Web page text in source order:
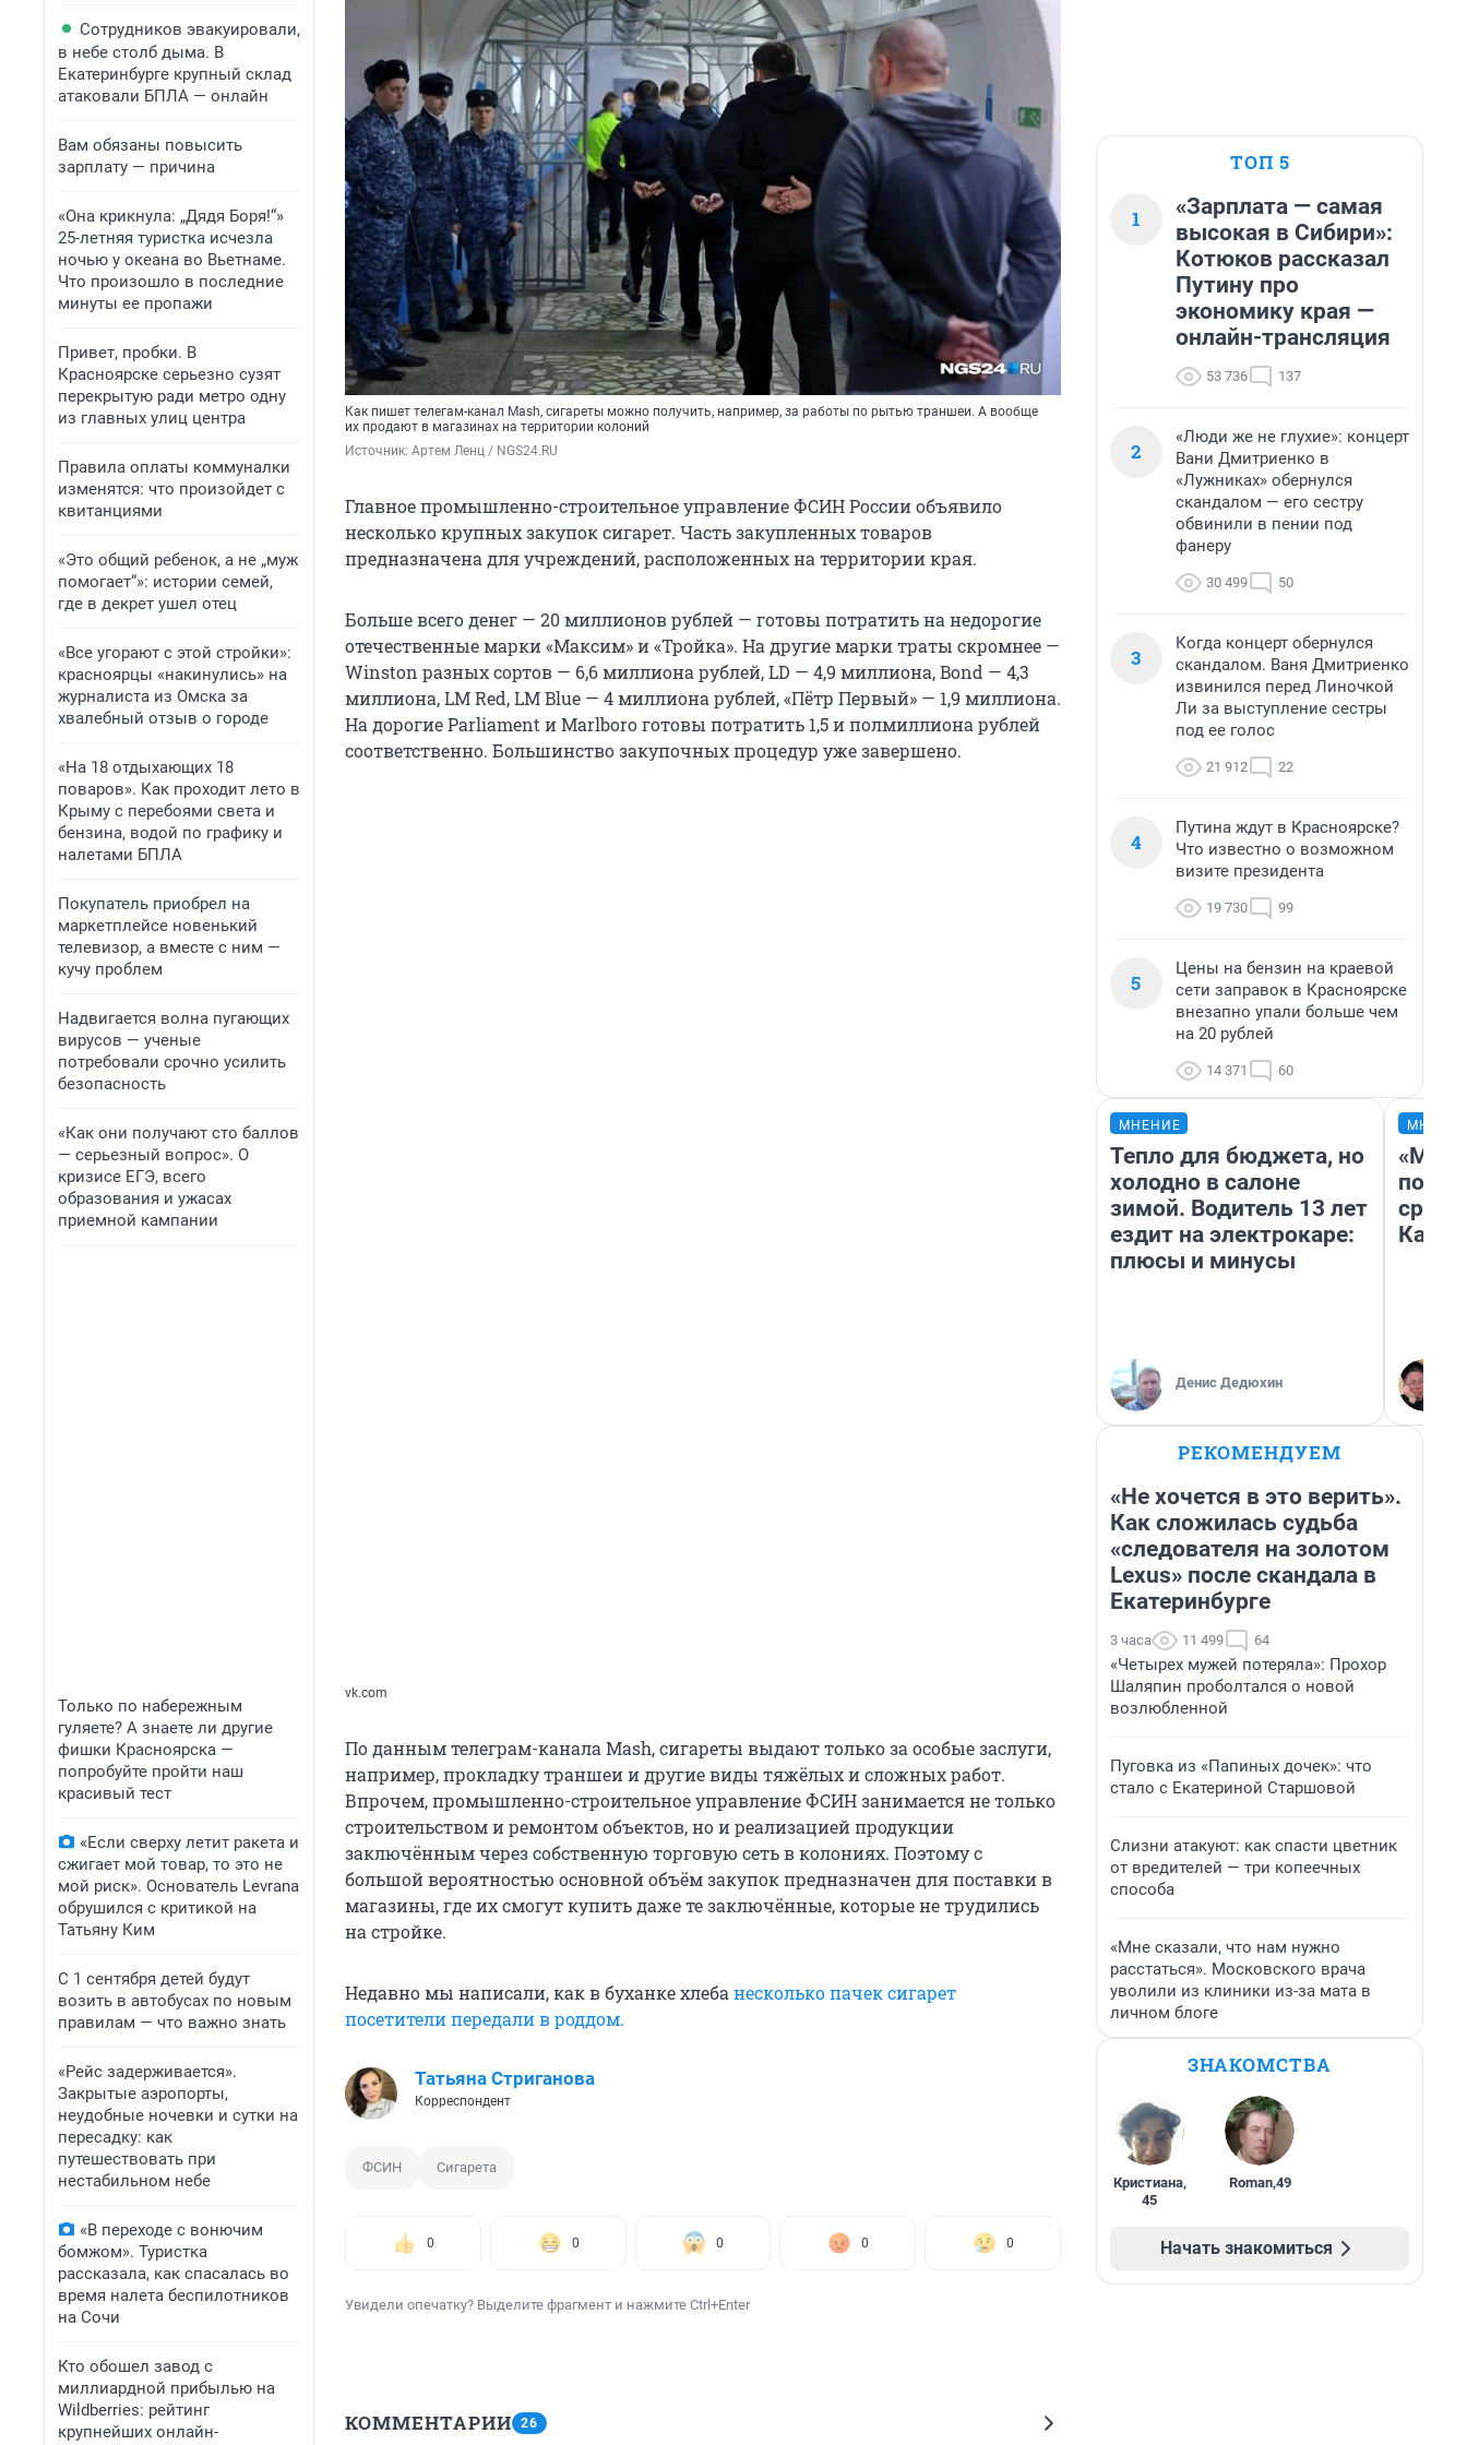
Сотрудников эвакуировали,
в небе столб дыма. В
Екатеринбурге крупный склад
атаковали БПЛА — онлайн
Вам обязаны повысить
зарплату — причина
«Она крикнула: „Дядя Боря!“»
25-летняя туристка исчезла
ночью у океана во Вьетнаме.
Что произошло в последние
минуты ее пропажи
Привет, пробки. В
Красноярске серьезно сузят
перекрытую ради метро одну
из главных улиц центра
Правила оплаты коммуналки
изменятся: что произойдет с
квитанциями
«Это общий ребенок, а не „муж
помогает“»: истории семей,
где в декрет ушел отец
«Все угорают с этой стройки»:
красноярцы «накинулись» на
журналиста из Омска за
хвалебный отзыв о городе
«На 18 отдыхающих 18
поваров». Как проходит лето в
Крыму с перебоями света и
бензина, водой по графику и
налетами БПЛА
Покупатель приобрел на
маркетплейсе новенький
телевизор, а вместе с ним —
кучу проблем
Надвигается волна пугающих
вирусов — ученые
потребовали срочно усилить
безопасность
«Как они получают сто баллов
— серьезный вопрос». О
кризисе ЕГЭ, всего
образования и ужасах
приемной кампании
Только по набережным
гуляете? А знаете ли другие
фишки Красноярска —
попробуйте пройти наш
красивый тест
«Если сверху летит ракета и
сжигает мой товар, то это не
мой риск». Основатель Levrana
обрушился с критикой на
Татьяну Ким
С 1 сентября детей будут
возить в автобусах по новым
правилам — что важно знать
«Рейс задерживается».
Закрытые аэропорты,
неудобные ночевки и сутки на
пересадку: как
путешествовать при
нестабильном небе
«В переходе с вонючим
бомжом». Туристка
рассказала, как спасалась во
время налета беспилотников
на Сочи
Кто обошел завод с
миллиардной прибылью на
Wildberries: рейтинг
крупнейших онлайн-
Как пишет телегам-канал Mash, сигареты можно получить, например, за работы по рытью траншеи. А вообще
их продают в магазинах на территории колоний
Источник: Артем Ленц / NGS24.RU
Главное промышленно-строительное управление ФСИН России объявило
несколько крупных закупок сигарет. Часть закупленных товаров
предназначена для учреждений, расположенных на территории края.
Больше всего денег — 20 миллионов рублей — готовы потратить на недорогие
отечественные марки «Максим» и «Тройка». На другие марки траты скромнее —
Winston разных сортов — 6,6 миллиона рублей, LD — 4,9 миллиона, Bond — 4,3
миллиона, LM Red, LM Blue — 4 миллиона рублей, «Пётр Первый» — 1,9 миллиона.
На дорогие Parliament и Marlboro готовы потратить 1,5 и полмиллиона рублей
соответственно. Большинство закупочных процедур уже завершено.
vk.com
По данным телеграм-канала Mash, сигареты выдают только за особые заслуги,
например, прокладку траншеи и другие виды тяжёлых и сложных работ.
Впрочем, промышленно-строительное управление ФСИН занимается не только
строительством и ремонтом объектов, но и реализацией продукции
заключённым через собственную торговую сеть в колониях. Поэтому с
большой вероятностью основной объём закупок предназначен для поставки в
магазины, где их смогут купить даже те заключённые, которые не трудились
на стройке.
Недавно мы написали, как в буханке хлебанесколько пачек сигарет
посетители передали в роддом.
Татьяна Стриганова
Корреспондент
ФСИН Сигарета
0 0 0 0 0
Увидели опечатку? Выделите фрагмент и нажмите Ctrl+Enter
КОММЕНТАРИИ 26
ТОП 5
1
«Зарплата — самая
высокая в Сибири»:
Котюков рассказал
Путину про
экономику края —
онлайн-трансляция
53 736 137
2
«Люди же не глухие»: концерт
Вани Дмитриенко в
«Лужниках» обернулся
скандалом — его сестру
обвинили в пении под
фанеру
30 499 50
3
Когда концерт обернулся
скандалом. Ваня Дмитриенко
извинился перед Линочкой
Ли за выступление сестры
под ее голос
21 912 22
4
Путина ждут в Красноярске?
Что известно о возможном
визите президента
19 730 99
5
Цены на бензин на краевой
сети заправок в Красноярске
внезапно упали больше чем
на 20 рублей
14 371 60
МНЕНИЕ
Тепло для бюджета, но
холодно в салоне
зимой. Водитель 13 лет
ездит на электрокаре:
плюсы и минусы
Денис Дедюхин
РЕКОМЕНДУЕМ
«Не хочется в это верить».
Как сложилась судьба
«следователя на золотом
Lexus» после скандала в
Екатеринбурге
3 часа 11 499 64
«Четырех мужей потеряла»: Прохор
Шаляпин проболтался о новой
возлюбленной
Пуговка из «Папиных дочек»: что
стало с Екатериной Старшовой
Слизни атакуют: как спасти цветник
от вредителей — три копеечных
способа
«Мне сказали, что нам нужно
расстаться». Московского врача
уволили из клиники из-за мата в
личном блоге
ЗНАКОМСТВА
Кристиана,
45
Roman,49
Начать знакомиться